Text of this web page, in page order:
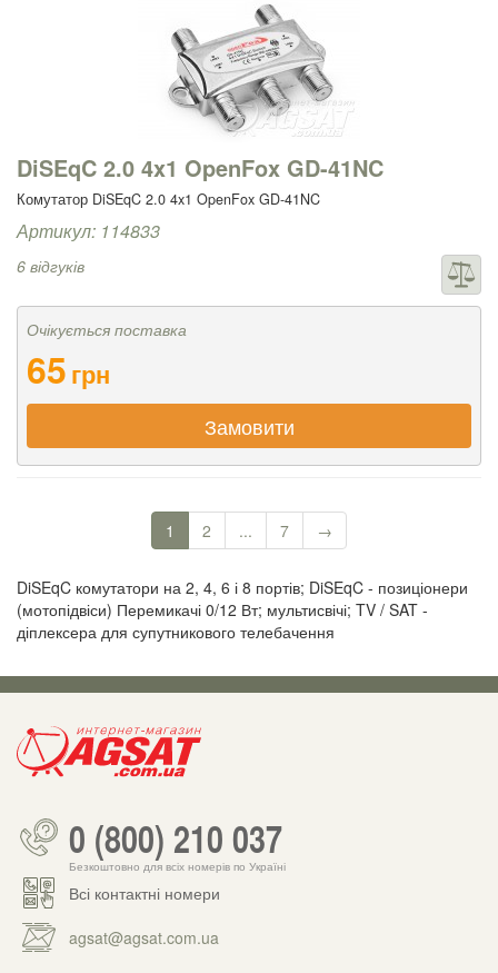
DiSEqC 2.0 4x1 OpenFox GD-41NC
Комутатор DiSEqC 2.0 4x1 OpenFox GD-41NC
Артикул: 114833
6 відгуків
Очікується поставка
65грн
Замовити
1 2 ... 7 →
DiSEqC комутатори на 2, 4, 6 і 8 портів; DiSEqC - позиціонери
(мотопідвіси) Перемикачі 0/12 Вт; мультисвічі; TV / SAT -
діплексера для супутникового телебачення
0 (800) 210 037
Безкоштовно для всіх номерів по Україні
Всі контактні номери
agsat@agsat.com.ua